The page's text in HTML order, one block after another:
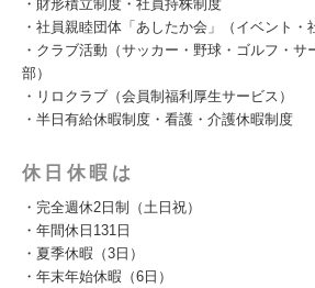
・財形積立制度・社員持株制度
・社員親睦団体「あしたか会」（イベント・
・クラブ活動（サッカー・野球・ゴルフ・サ
部）
・リロクラブ（会員制福利厚生サービス）
・半日有給休暇制度・看護・介護休暇制度
休日休暇は
・完全週休2日制（土日祝）
・年間休日131日
・夏季休暇（3日）
・年末年始休暇（6日）